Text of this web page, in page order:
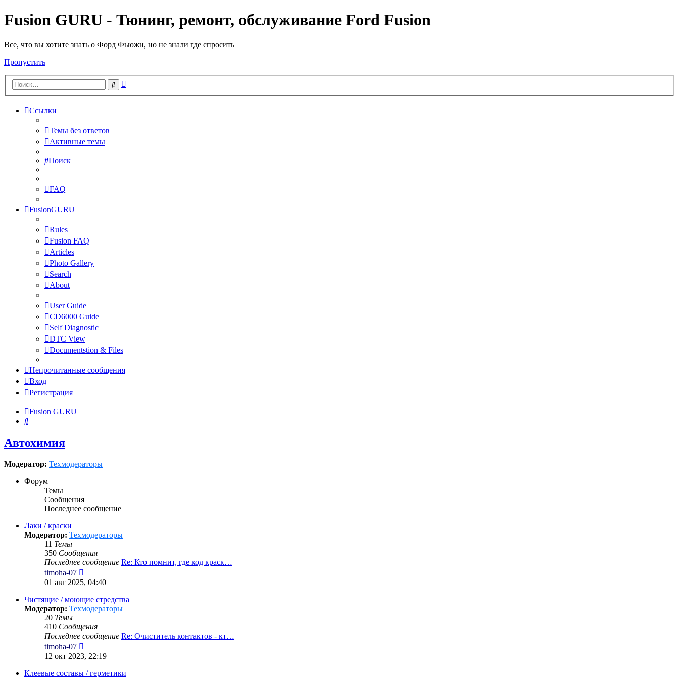
Fusion GURU - Тюнинг, ремонт, обслуживание Ford Fusion
Все, что вы хотите знать о Форд Фьюжн, но не знали где спросить
Пропустить
Поиск
Ссылки
Темы без ответов
Активные темы
Поиск
FAQ
FusionGURU
Rules
Fusion FAQ
Articles
Photo Gallery
Search
About
User Guide
CD6000 Guide
Self Diagnostic
DTC View
Documentstion & Files
Непрочитанные сообщения
Вход
Регистрация
Fusion GURU
Поиск
Автохимия
Модератор: Техмодераторы
Форум
Темы
Сообщения
Последнее сообщение
Лаки / краски
Модератор: Техмодераторы
11 Темы
350 Сообщения
Последнее сообщение Re: Кто помнит, где код краск…
timoha-07
последнему
сообщению
01 авг 2025, 04:40
Чистящие / моющие стредства
Модератор: Техмодераторы
20 Темы
410 Сообщения
Последнее сообщение Re: Очиститель контактов - кт…
timoha-07
к
последнему
сообщению
12 окт 2023, 22:19
Клеевые составы / герметики